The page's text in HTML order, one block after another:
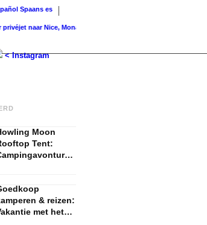
Spaans es
naar Nice, Monaco en Cannes...
< Instagram
Moon
Tent:
& reizen:
met het